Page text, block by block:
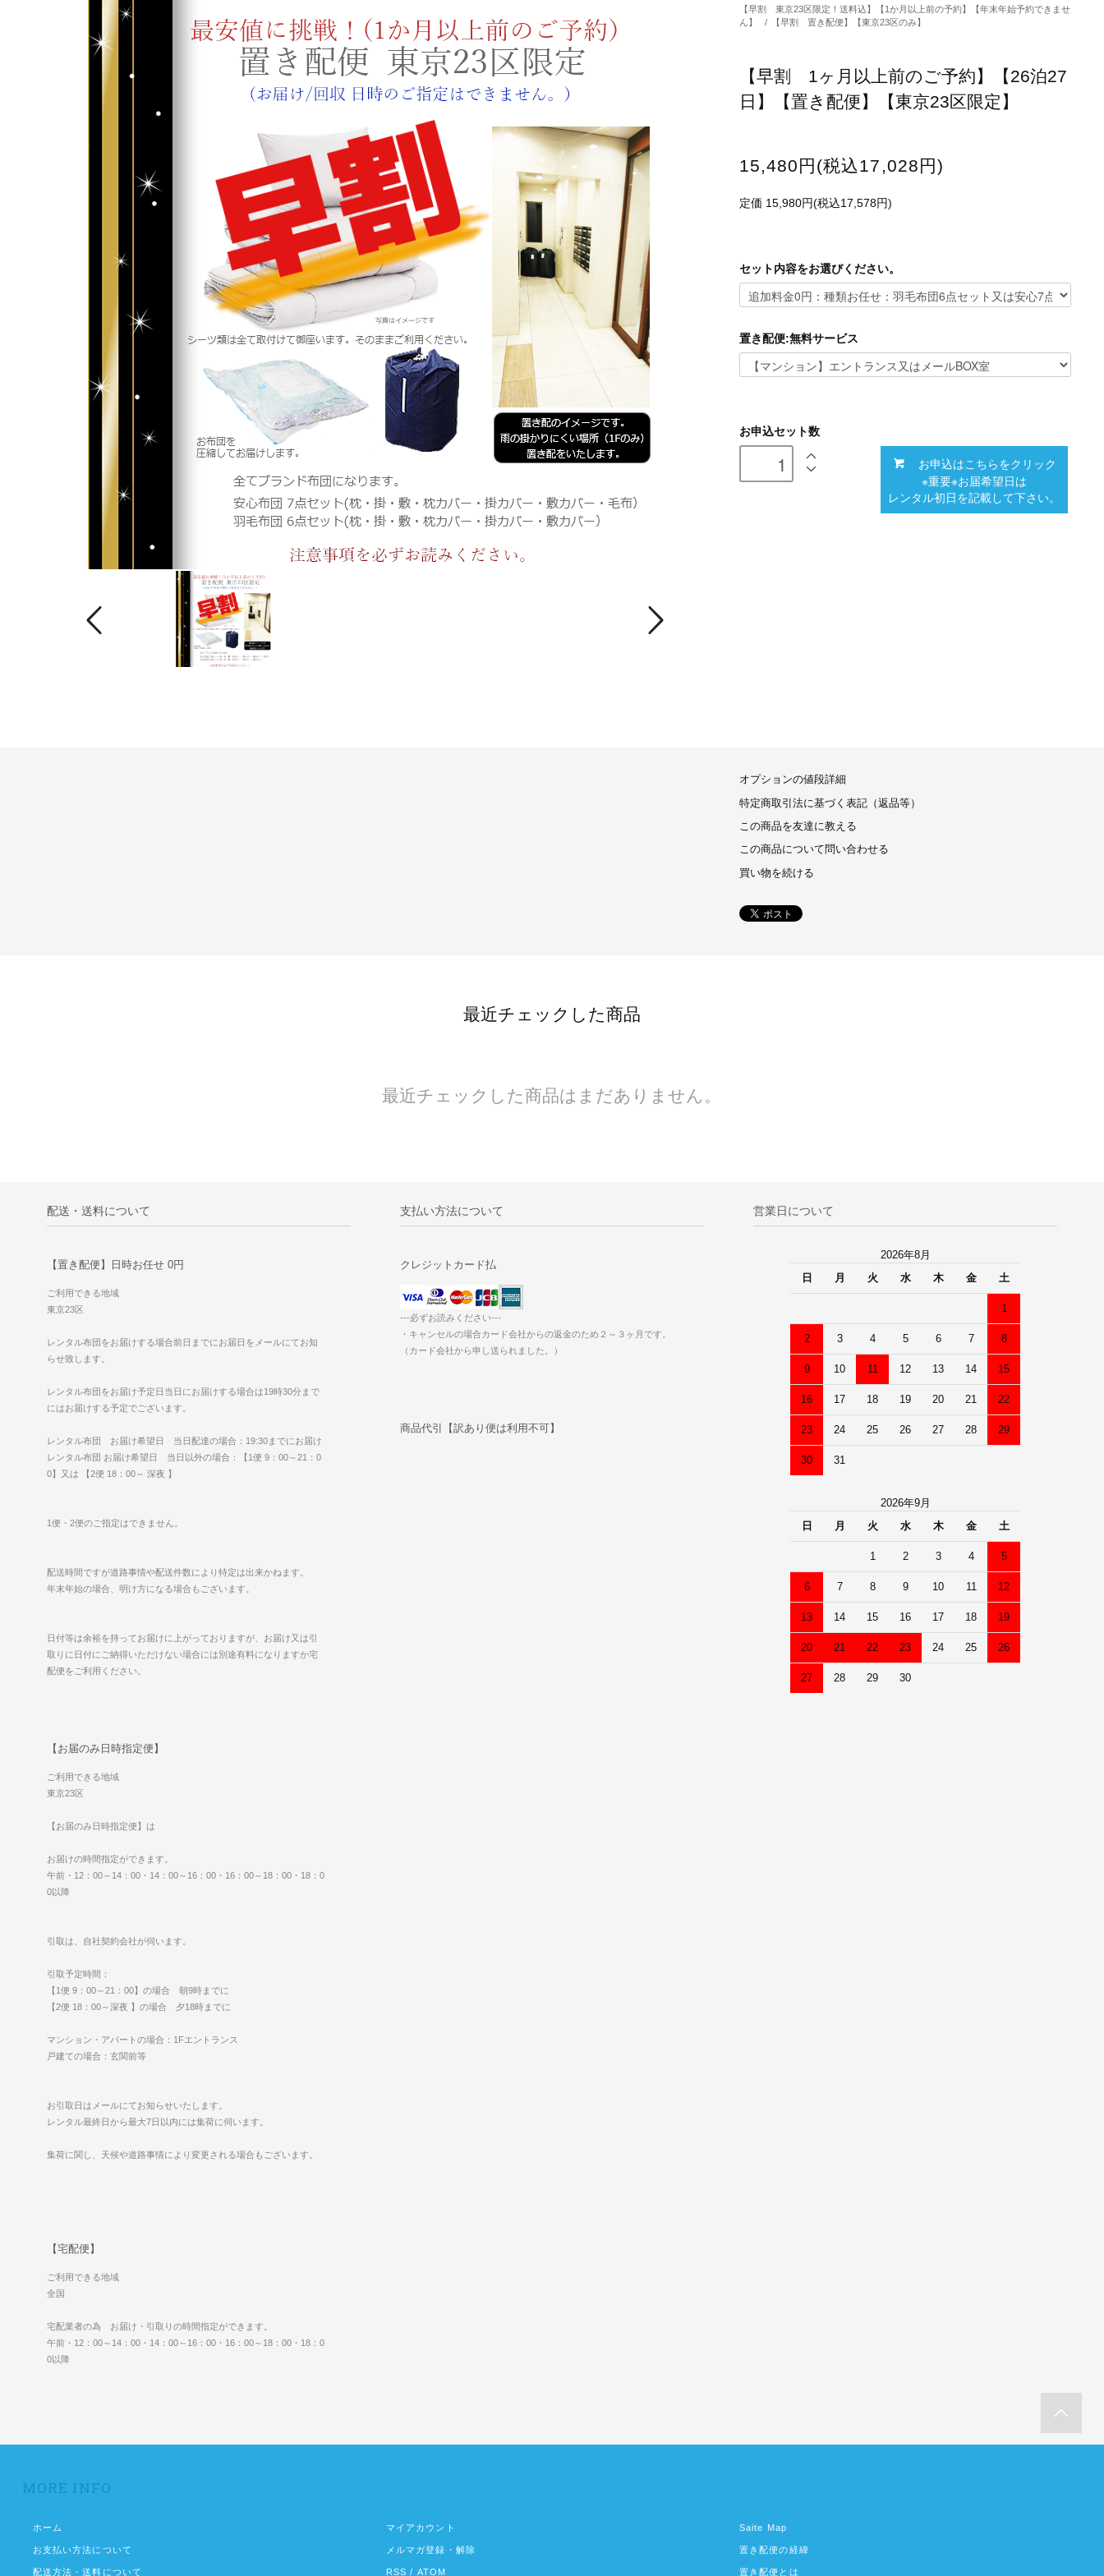
【早割 東京23区限定！送料込】【1か月以上前の予約】【年末年始予約できませ
ん】
/ 【早割 置き配便】【東京23区のみ】
【早割 1ヶ月以上前のご予約】【26泊27
日】【置き配便】【東京23区限定】
15,480円(税込17,028円)
定価 15,980円(税込17,578円)
セット内容をお選びください。
置き配便:無料サービス
お申込セット数
お申込はこちらをクリック
※重要※お届希望日は
レンタル初日を記載して下さい。
オプションの値段詳細
特定商取引法に基づく表記（返品等）
この商品を友達に教える
この商品について問い合わせる
買い物を続ける
最近チェックした商品
最近チェックした商品はまだありません。
配送・送料について
【置き配便】日時お任せ 0円
ご利用できる地域
東京23区
レンタル布団をお届けする場合前日までにお届日をメールにてお知
らせ致します。
レンタル布団をお届け予定日当日にお届けする場合は19時30分まで
にはお届けする予定でございます。
レンタル布団 お届け希望日 当日配達の場合：19:30までにお届け
レンタル布団 お届け希望日 当日以外の場合：【1便 9：00～21：0
0】又は 【2便 18：00～ 深夜 】
1便・2便のご指定はできません。
配送時間ですが道路事情や配送件数により特定は出来かねます。
年末年始の場合、明け方になる場合もございます。
日付等は余裕を持ってお届けに上がっておりますが、お届け又は引
取りに日付にご納得いただけない場合には別途有料になりますか宅
配便をご利用ください。
【お届のみ日時指定便】
ご利用できる地域
東京23区
【お届のみ日時指定便】は
お届けの時間指定ができます。
午前・12：00～14：00・14：00～16：00・16：00～18：00・18：0
0以降
引取は、自社契約会社が伺います。
引取予定時間：
【1便 9：00～21：00】の場合 朝9時までに
【2便 18：00～深夜 】の場合 夕18時までに
マンション・アパートの場合：1Fエントランス
戸建ての場合：玄関前等
お引取日はメールにてお知らせいたします。
レンタル最終日から最大7日以内には集荷に伺います。
集荷に関し、天候や道路事情により変更される場合もございます。
【宅配便】
ご利用できる地域
全国
宅配業者の為 お届け・引取りの時間指定ができます。
午前・12：00～14：00・14：00～16：00・16：00～18：00・18：0
0以降
支払い方法について
クレジットカード払
---必ずお読みください---
・キャンセルの場合カード会社からの返金のため２～３ヶ月です。
（カード会社から申し送られました。）
商品代引【訳あり便は利用不可】
営業日について
2026年8月
日
月 火 水 木 金 土
1
2 3 4 5 6 7 8
9 10 11 12 13 14 15
16 17 18 19 20 21 22
23 24 25 26 27 28 29
30 31
2026年9月
日
月 火 水 木 金 土
1 2 3 4 5
6 7 8 9 10 11 12
13 14 15 16 17 18 19
20 21 22 23 24 25 26
27 28 29 30
MORE INFO
ホーム
お支払い方法について
配送方法・送料について
マイアカウント
メルマガ登録・解除
RSS / ATOM
Saite Map
置き配便の経緯
置き配便とは